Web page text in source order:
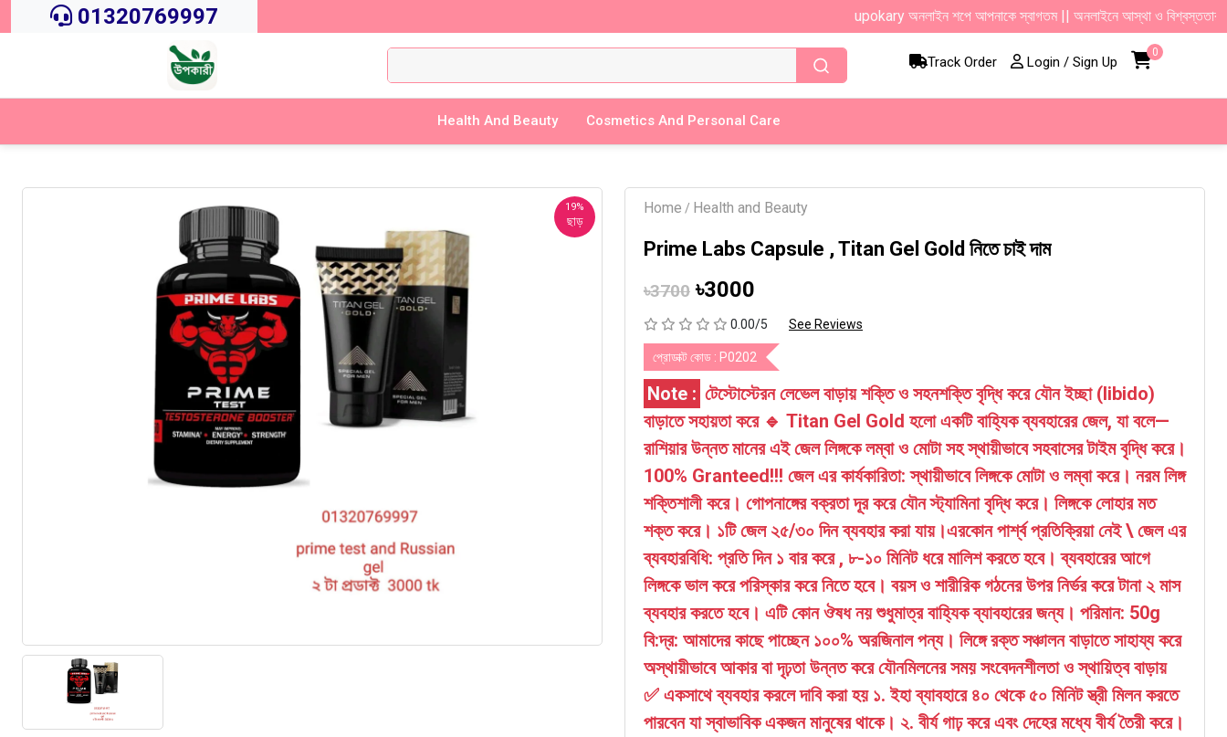
01320769997 upokary অনলাইন শপে আপনাকে স্বাগতম || অনলাইনে আস্থা ও বিশ্বস্ততার সাথে সারা
Track Order Login / Sign Up
0
Health And Beauty Cosmetics And Personal Care
19%
ছাড়
Home / Health and Beauty
Prime Labs Capsule , Titan Gel Gold নিতে চাই দাম
৳3700 ৳3000
0.00/5 See Reviews
প্রোডাক্ট কোড : P0202
Note : টেস্টোস্টেরন লেভেল বাড়ায় শক্তি ও সহনশক্তি বৃদ্ধি করে যৌন ইচ্ছা (libido)
বাড়াতে সহায়তা করে 🔹 Titan Gel Gold হলো একটি বাহ্যিক ব্যবহারের জেল, যা বলে—
রাশিয়ার উন্নত মানের এই জেল লিঙ্গকে লম্বা ও মোটা সহ স্থায়ীভাবে সহবাসের টাইম বৃদ্ধি করে।
100% Granteed!!! জেল এর কার্যকারিতা: স্থায়ীভাবে লিঙ্গকে মোটা ও লম্বা করে। নরম লিঙ্গ
শক্তিশালী করে। গোপনাঙ্গের বক্রতা দূর করে যৌন স্ট্যামিনা বৃদ্ধি করে। লিঙ্গকে লোহার মত
শক্ত করে। ১টি জেল ২৫/৩০ দিন ব্যবহার করা যায়।এরকোন পার্শ্ব প্রতিক্রিয়া নেই \ জেল এর
ব্যবহারবিধি: প্রতি দিন ১ বার করে , ৮-১০ মিনিট ধরে মালিশ করতে হবে। ব্যবহারের আগে
লিঙ্গকে ভাল করে পরিস্কার করে নিতে হবে। বয়স ও শারীরিক গঠনের উপর নির্ভর করে টানা ২ মাস
ব্যবহার করতে হবে। এটি কোন ঔষধ নয় শুধুমাত্র বাহ্যিক ব্যাবহারের জন্য। পরিমান: 50g
বি:দ্র: আমাদের কাছে পাচ্ছেন ১০০% অরজিনাল পন্য। লিঙ্গে রক্ত সঞ্চালন বাড়াতে সাহায্য করে
অস্থায়ীভাবে আকার বা দৃঢ়তা উন্নত করে যৌনমিলনের সময় সংবেদনশীলতা ও স্থায়িত্ব বাড়ায়
✅ একসাথে ব্যবহার করলে দাবি করা হয় ১. ইহা ব্যাবহারে ৪০ থেকে ৫০ মিনিট স্ত্রী মিলন করতে
পারবেন যা স্বাভাবিক একজন মানুষের থাকে। ২. বীর্য গাঢ় করে এবং দেহের মধ্যে বীর্য তৈরী করে।